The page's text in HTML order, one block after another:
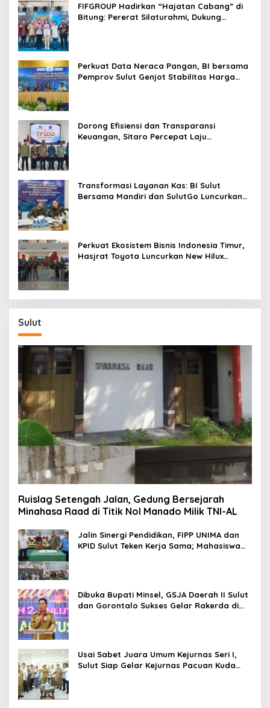
FIFGROUP Hadirkan “Hajatan Cabang” di
Bitung: Pererat Silaturahmi, Dukung
Perkuat Data Neraca Pangan, BI bersama
Pemprov Sulut Genjot Stabilitas Harga
Dorong Efisiensi dan Transparansi
Keuangan, Sitaro Percepat Laju
Transformasi Layanan Kas: BI Sulut
Bersama Mandiri dan SulutGo Luncurkan
Perkuat Ekosistem Bisnis Indonesia Timur,
Hasjrat Toyota Luncurkan New Hilux
Sulut
Ruislag Setengah Jalan, Gedung Bersejarah
Minahasa Raad di Titik Nol Manado Milik TNI-AL
Jalin Sinergi Pendidikan, FIPP UNIMA dan
KPID Sulut Teken Kerja Sama; Mahasiswa
Dibuka Bupati Minsel, GSJA Daerah II Sulut
dan Gorontalo Sukses Gelar Rakerda di
Usai Sabet Juara Umum Kejurnas Seri I,
Sulut Siap Gelar Kejurnas Pacuan Kuda